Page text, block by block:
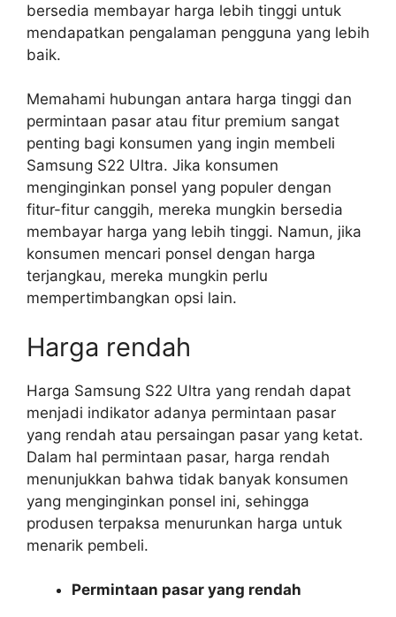
bersedia membayar harga lebih tinggi untuk
mendapatkan pengalaman pengguna yang lebih
baik.
Memahami hubungan antara harga tinggi dan
permintaan pasar atau fitur premium sangat
penting bagi konsumen yang ingin membeli
Samsung S22 Ultra. Jika konsumen
menginginkan ponsel yang populer dengan
fitur-fitur canggih, mereka mungkin bersedia
membayar harga yang lebih tinggi. Namun, jika
konsumen mencari ponsel dengan harga
terjangkau, mereka mungkin perlu
mempertimbangkan opsi lain.
Harga rendah
Harga Samsung S22 Ultra yang rendah dapat
menjadi indikator adanya permintaan pasar
yang rendah atau persaingan pasar yang ketat.
Dalam hal permintaan pasar, harga rendah
menunjukkan bahwa tidak banyak konsumen
yang menginginkan ponsel ini, sehingga
produsen terpaksa menurunkan harga untuk
menarik pembeli.
Permintaan pasar yang rendah